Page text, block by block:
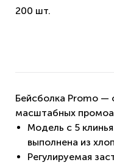
200 шт.
Бейсболка Promo —
масштабных
Модель с 5
выполнена из
Регулируемая